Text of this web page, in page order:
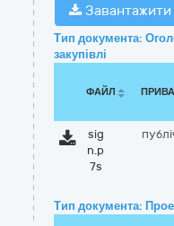
Завантажити
Тип документа:
закупівлі
ФАЙЛ
sig
n.p
7s
Тип документа: